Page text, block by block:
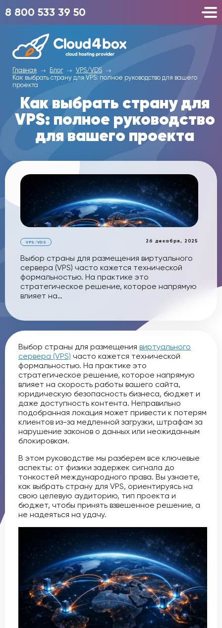
8 800 533 39 50
Главная Блог
VPS/VDS
Как выбрать страну для VPS: полное руководство для вашего
проекта
Как выбрать страну для
VPS: полное руководство
для вашего проекта
26 декабря, 2025
VPS/VDS
Выбор страны для размещения виртуального
сервера (VPS) часто кажется технической
формальностью. На практике это
стратегическое решение, которое напрямую
влияет на…
Выбор страны для размещения виртуального
сервера (VPS) часто кажется технической
формальностью. На практике это
стратегическое решение, которое напрямую
влияет на скорость работы вашего сайта,
юридическую безопасность бизнеса, бюджет и
даже доступность контента. Неправильно
подобранная локация может привести к потерям
клиентов из-за медленной загрузки, штрафам за
нарушение законов о данных или неожиданным
блокировкам.
В этом руководстве мы разберем все ключевые
аспекты: от физики задержек сигнала до
тонкостей международного права. Вы узнаете,
как выбрать страну для VPS, ориентируясь на
свою целевую аудиторию, тип проекта и
бюджет, чтобы принять взвешенное решение, а
не надеяться на удачу.